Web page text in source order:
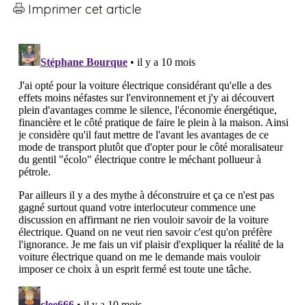
Imprimer cet article